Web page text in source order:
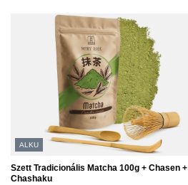
ALKU
Szett Tradicionális Matcha 100g + Chasen +
Chashaku